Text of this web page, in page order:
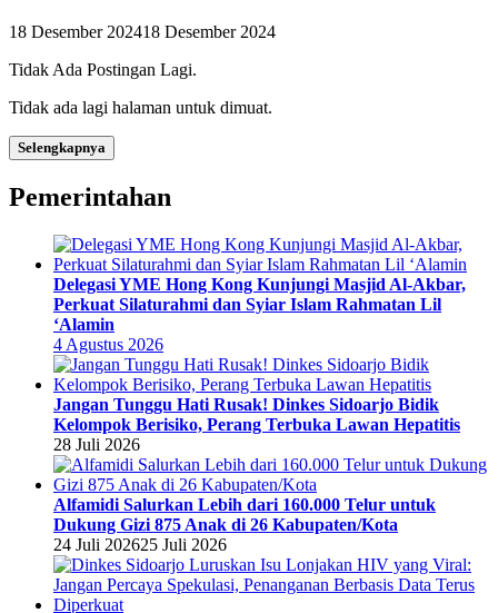
18 Desember 202418 Desember 2024
Tidak Ada Postingan Lagi.
Tidak ada lagi halaman untuk dimuat.
Selengkapnya
Pemerintahan
Delegasi YME Hong Kong Kunjungi Masjid Al-Akbar,
Perkuat Silaturahmi dan Syiar Islam Rahmatan Lil
‘Alamin
4 Agustus 2026
Jangan Tunggu Hati Rusak! Dinkes Sidoarjo Bidik
Kelompok Berisiko, Perang Terbuka Lawan Hepatitis
28 Juli 2026
Alfamidi Salurkan Lebih dari 160.000 Telur untuk
Dukung Gizi 875 Anak di 26 Kabupaten/Kota
24 Juli 202625 Juli 2026